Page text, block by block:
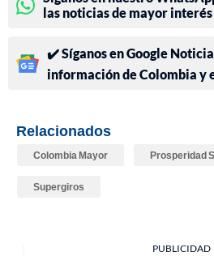
las noticias de mayor interés
✔️ Síganos en Google
información de Colombia y
Relacionados
Colombia Mayor Prosperidad
Supergiros
PUBLICIDAD